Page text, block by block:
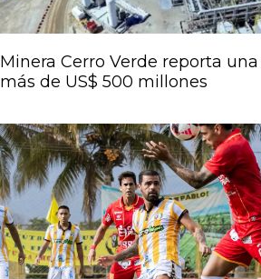
Minera Cerro Verde reporta
más de US$ 500 millones